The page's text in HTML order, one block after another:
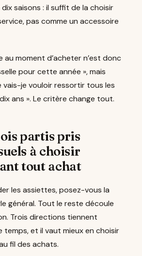
saisons : il suffit de la choisir
pas comme un accessoire
au moment d’acheter n’est donc
pour cette année », mais
vais-je vouloir ressortir tous les
ans ». Le critère change tout.
partis pris
à choisir
tout achat
les assiettes, posez-vous la
général. Tout le reste découle
Trois directions tiennent
temps, et il vaut mieux en choisir
fil des achats.